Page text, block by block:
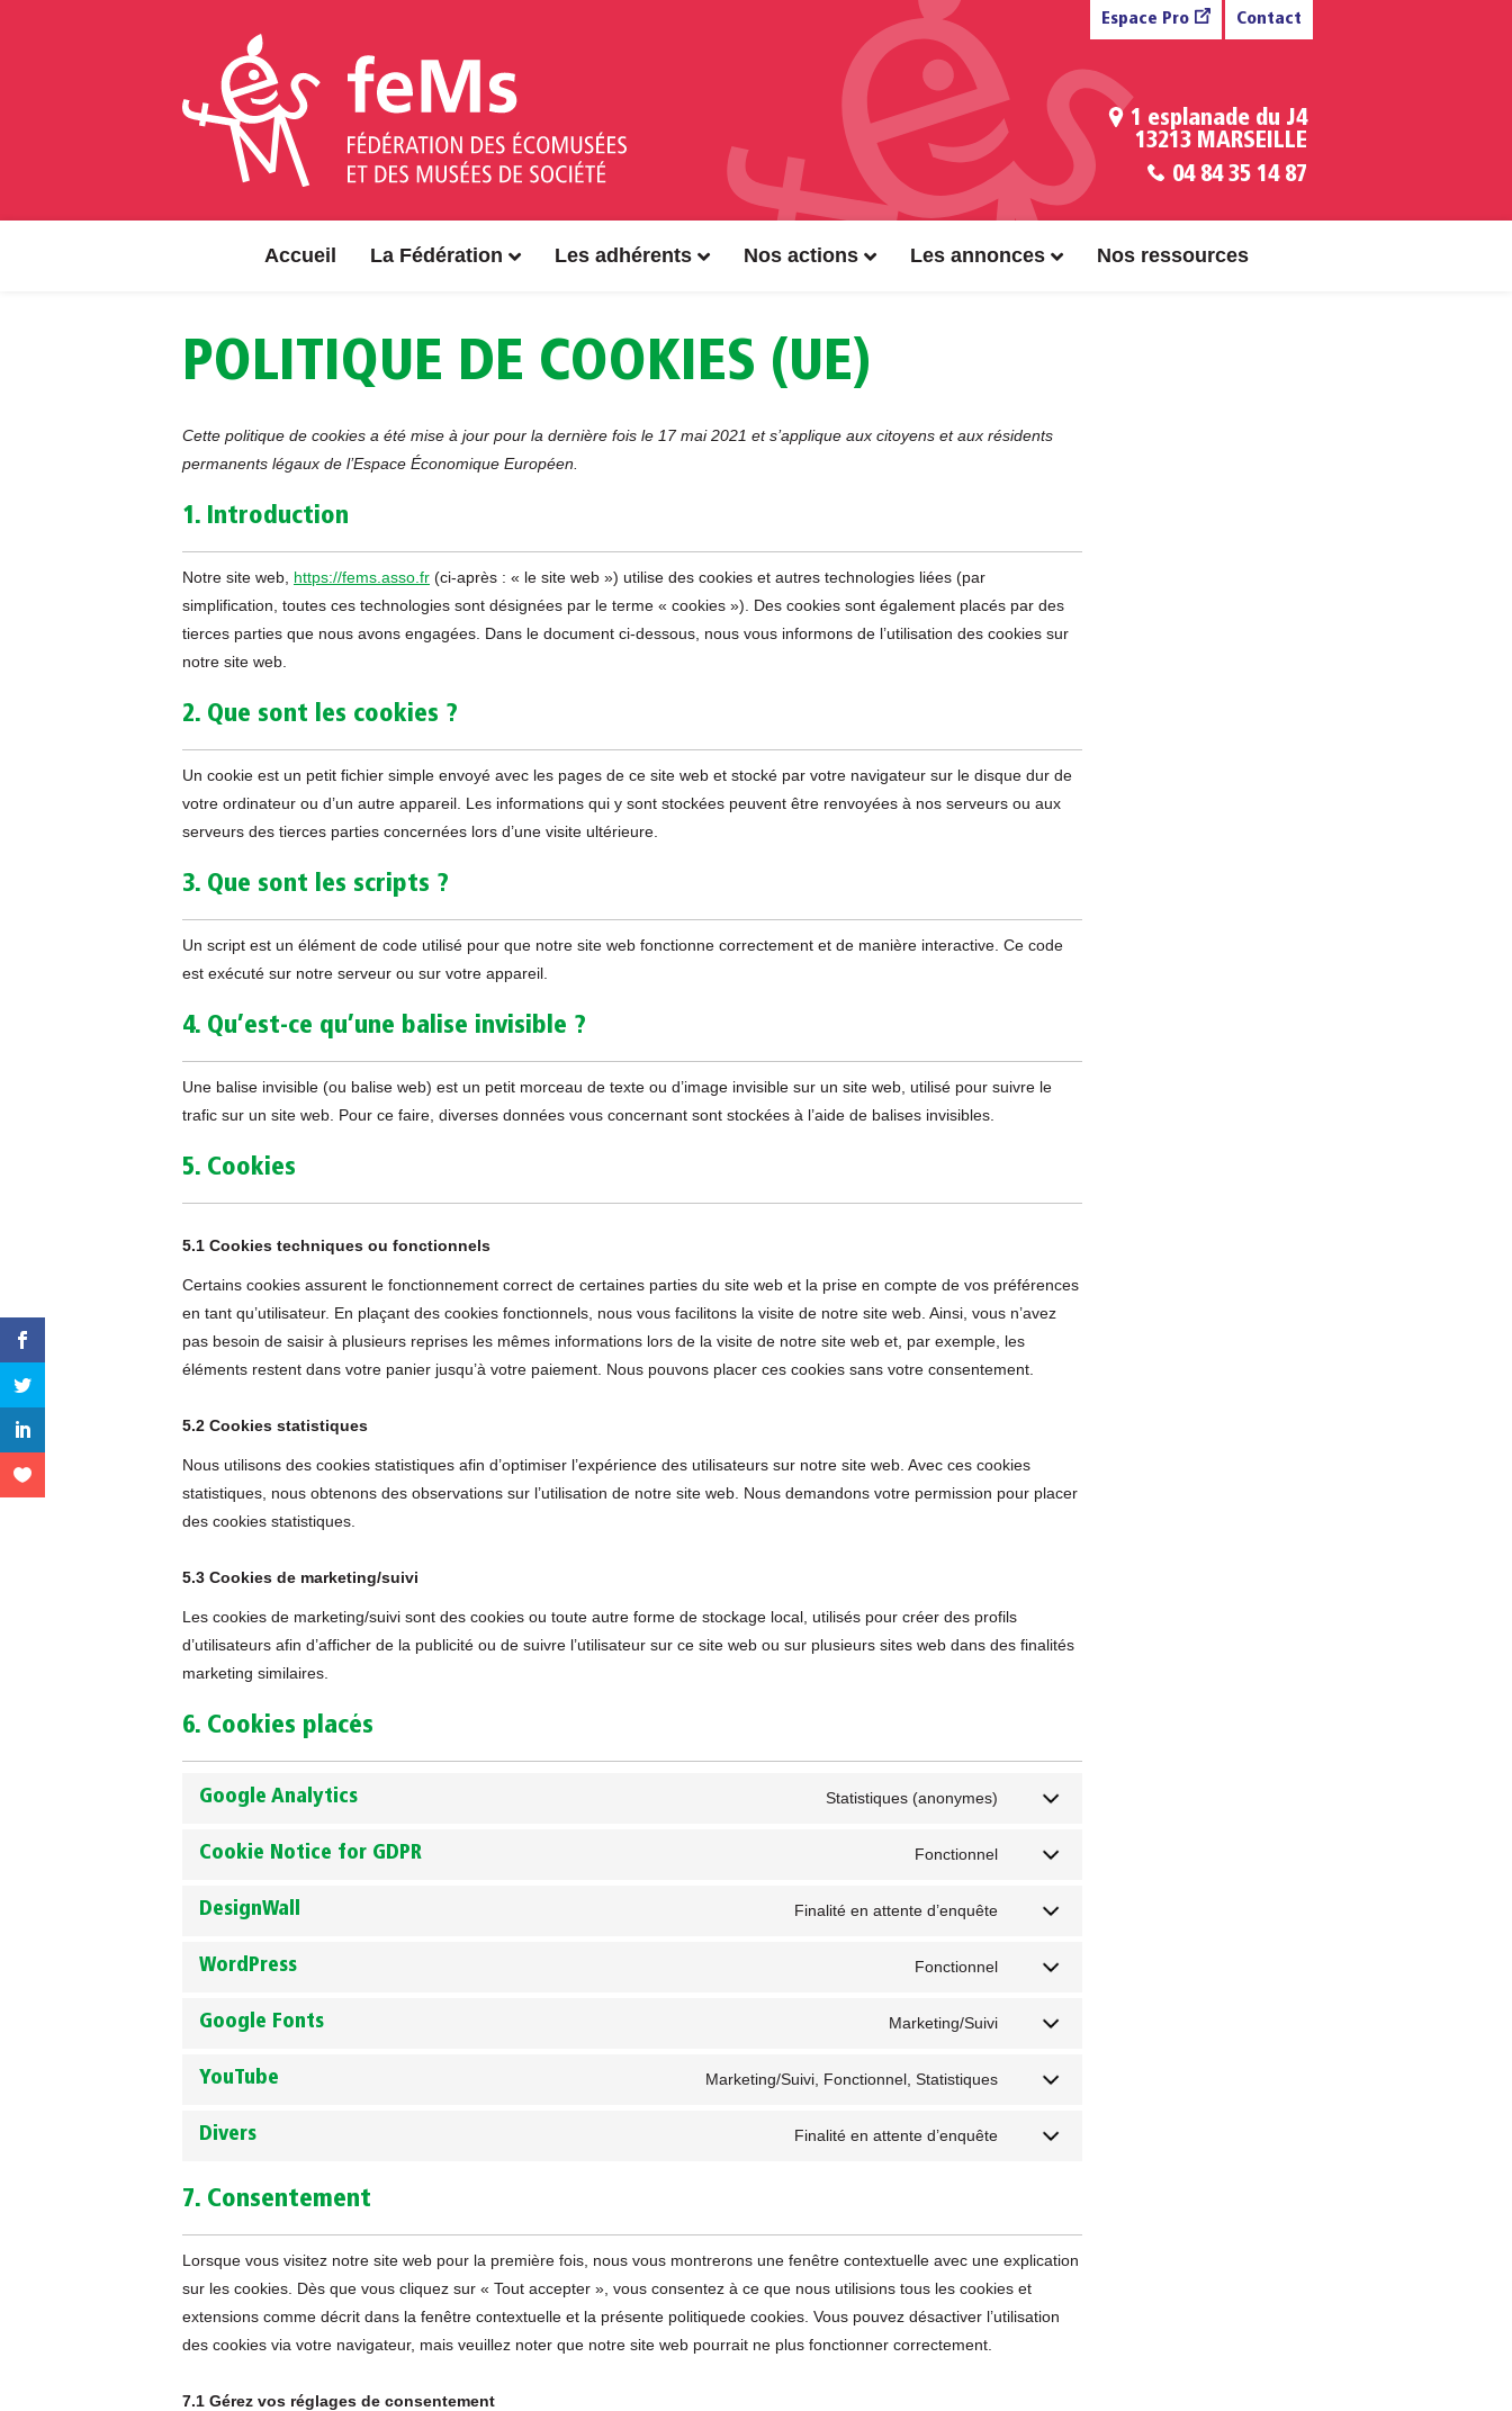
Espace Pro Contact
1 esplanade du J4
13213 MARSEILLE
04 84 35 14 87
Accueil La Fédération Les adhérents Nos actions Les annonces Nos ressources
POLITIQUE DE COOKIES (UE)
Cette politique de cookies a été mise à jour pour la dernière fois le 17 mai 2021 et s’applique aux citoyens et aux résidents
permanents légaux de l’Espace Économique Européen.
1. Introduction
Notre site web, https://fems.asso.fr (ci-après : « le site web ») utilise des cookies et autres technologies liées (par
simplification, toutes ces technologies sont désignées par le terme « cookies »). Des cookies sont également placés par des
tierces parties que nous avons engagées. Dans le document ci-dessous, nous vous informons de l’utilisation des cookies sur
notre site web.
2. Que sont les cookies ?
Un cookie est un petit fichier simple envoyé avec les pages de ce site web et stocké par votre navigateur sur le disque dur de
votre ordinateur ou d’un autre appareil. Les informations qui y sont stockées peuvent être renvoyées à nos serveurs ou aux
serveurs des tierces parties concernées lors d’une visite ultérieure.
3. Que sont les scripts ?
Un script est un élément de code utilisé pour que notre site web fonctionne correctement et de manière interactive. Ce code
est exécuté sur notre serveur ou sur votre appareil.
4. Qu’est-ce qu’une balise invisible ?
Une balise invisible (ou balise web) est un petit morceau de texte ou d’image invisible sur un site web, utilisé pour suivre le
trafic sur un site web. Pour ce faire, diverses données vous concernant sont stockées à l’aide de balises invisibles.
5. Cookies
5.1 Cookies techniques ou fonctionnels
Certains cookies assurent le fonctionnement correct de certaines parties du site web et la prise en compte de vos préférences
en tant qu’utilisateur. En plaçant des cookies fonctionnels, nous vous facilitons la visite de notre site web. Ainsi, vous n’avez
pas besoin de saisir à plusieurs reprises les mêmes informations lors de la visite de notre site web et, par exemple, les
éléments restent dans votre panier jusqu’à votre paiement. Nous pouvons placer ces cookies sans votre consentement.
5.2 Cookies statistiques
Nous utilisons des cookies statistiques afin d’optimiser l’expérience des utilisateurs sur notre site web. Avec ces cookies
statistiques, nous obtenons des observations sur l’utilisation de notre site web. Nous demandons votre permission pour placer
des cookies statistiques.
5.3 Cookies de marketing/suivi
Les cookies de marketing/suivi sont des cookies ou toute autre forme de stockage local, utilisés pour créer des profils
d’utilisateurs afin d’afficher de la publicité ou de suivre l’utilisateur sur ce site web ou sur plusieurs sites web dans des finalités
marketing similaires.
6. Cookies placés
Google Analytics Statistiques (anonymes)
Cookie Notice for GDPR Fonctionnel
DesignWall Finalité en attente d’enquête
WordPress Fonctionnel
Google Fonts Marketing/Suivi
YouTube Marketing/Suivi, Fonctionnel, Statistiques
Divers Finalité en attente d’enquête
7. Consentement
Lorsque vous visitez notre site web pour la première fois, nous vous montrerons une fenêtre contextuelle avec une explication
sur les cookies. Dès que vous cliquez sur « Tout accepter », vous consentez à ce que nous utilisions tous les cookies et
extensions comme décrit dans la fenêtre contextuelle et la présente politiquede cookies. Vous pouvez désactiver l’utilisation
des cookies via votre navigateur, mais veuillez noter que notre site web pourrait ne plus fonctionner correctement.
7.1 Gérez vos réglages de consentement